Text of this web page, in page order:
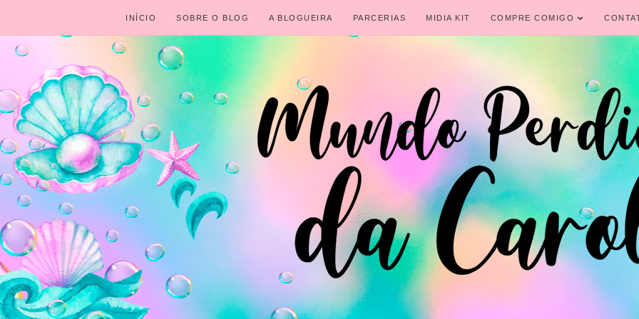
INÍCIO SOBRE O BLOG A BLOGUEIRA PARCERIAS MIDIA KIT COMPRE COMIGO